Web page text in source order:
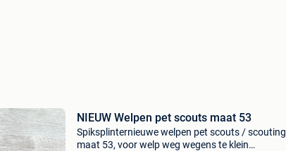
NIEUW Welpen pet scouts maat 53
Spiksplinternieuwe welpen pet scouts / scouting
maat 53, voor welp weg wegens te klein